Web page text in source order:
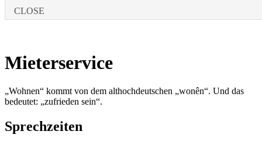
CLOSE
Mieterservice
„Wohnen“ kommt von dem althochdeutschen „wonên“. Und das
bedeutet: „zufrieden sein“.
Sprechzeiten